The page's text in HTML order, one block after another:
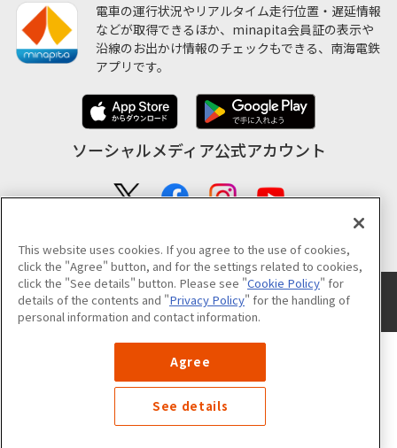
電車の運行状況やリアルタイム走行位置・遅延情報
などが取得できるほか、minapita会員証の表示や
沿線のお出かけ情報のチェックもできる、南海電鉄
アプリです。
ソーシャルメディア公式アカウント
サイトのご利用について プライバシーポリシー
クッキーポリシー
サイトマップ
This website uses cookies. If you agree to the use of cookies,
click the "Agree" button, and for the settings related to cookies,
click the "See details" button. Please see "Cookie Policy" for
details of the contents and "Privacy Policy" for the handling of
personal information and contact information.
Agree
See details